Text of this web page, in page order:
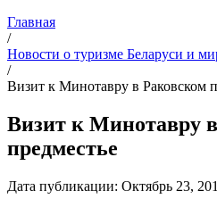
Главная
/
Новости о туризме Беларуси и
/
Визит к Минотавру в Раковском
Визит к Минотавру
предместье
Дата публикации: Октябрь 23,